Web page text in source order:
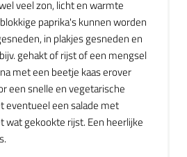
veel zon, licht en warmte
paprika's kunnen worden
in plakjes gesneden en
gehakt of rijst of een mengsel
met een beetje kaas erover
een snelle en vegetarische
eventueel een salade met
wat gekookte rijst. Een heerlijke